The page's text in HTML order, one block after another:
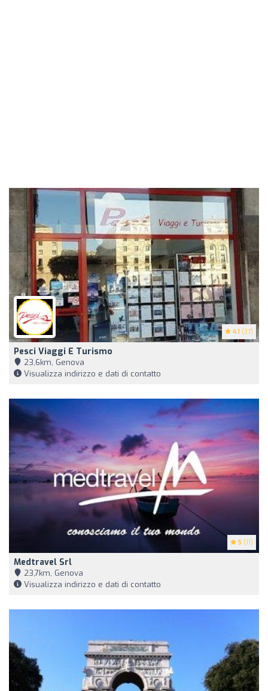
4.1 (37)
Pesci Viaggi E Turismo
23,6km, Genova
Visualizza indirizzo e dati di contatto
5 (11)
Medtravel Srl
23,7km, Genova
Visualizza indirizzo e dati di contatto